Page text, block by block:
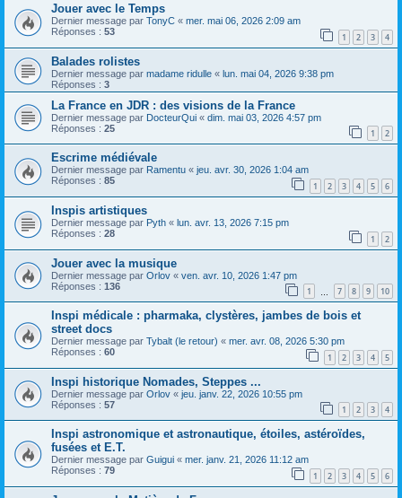
Jouer avec le Temps
Dernier message par TonyC « mer. mai 06, 2026 2:09 am
Réponses : 53 1 2 3 4
Balades rolistes
Dernier message par madame ridulle « lun. mai 04, 2026 9:38 pm
Réponses : 3
La France en JDR : des visions de la France
Dernier message par DocteurQui « dim. mai 03, 2026 4:57 pm
Réponses : 25 1 2
Escrime médiévale
Dernier message par Ramentu « jeu. avr. 30, 2026 1:04 am
Réponses : 85 1 2 3 4 5 6
Inspis artistiques
Dernier message par Pyth « lun. avr. 13, 2026 7:15 pm
Réponses : 28 1 2
Jouer avec la musique
Dernier message par Orlov « ven. avr. 10, 2026 1:47 pm
Réponses : 136 1 7 8 9 10
Inspi médicale : pharmaka, clystères, jambes de bois et
street docs
Dernier message par Tybalt (le retour) « mer. avr. 08, 2026 5:30 pm
Réponses : 60 1 2 3 4 5
Inspi historique Nomades, Steppes ...
Dernier message par Orlov « jeu. janv. 22, 2026 10:55 pm
Réponses : 57 1 2 3 4
Inspi astronomique et astronautique, étoiles, astéroïdes,
fusées et E.T.
Dernier message par Guigui « mer. janv. 21, 2026 11:12 am
Réponses : 79 1 2 3 4 5 6